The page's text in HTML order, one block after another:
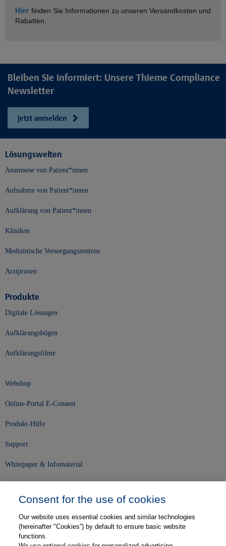
Hier finden Sie Informationen zu unseren Versandkosten und
Rabatten.
Bleiben Sie informiert: Unsere Thieme Compliance
Newsletter
Jetzt anmelden
Lösungswelten
Anamnese von Patient*innen
Aufnahme von Patient*innen
Aufklärung von Patient*innen
Kliniken
Medizinische Versorgungszentren
Arztpraxen
Produkte
Digitale Lösungen
Aufklärungsbögen
Aufklärungsfilme
Webshop
Online-Portal E-Consent
Produkt-Hilfe
Support
Whitepaper & Infomaterial
Karriere
Consent for the use of cookies
Our website uses essential cookies and similar technologies
(hereinafter "Cookies”) by default to ensure basic website
functions.